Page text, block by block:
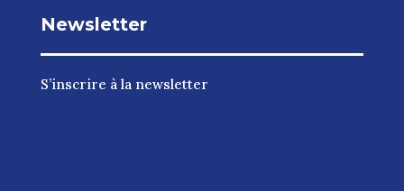
Newsletter
S’inscrire à la newsletter